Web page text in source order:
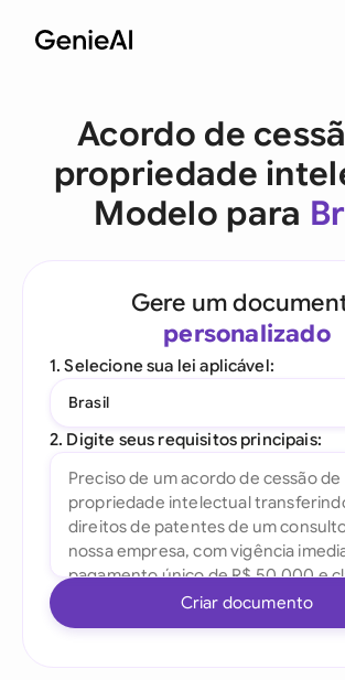
Acordo de
propriedade
Modelo para
Gere um
personalizado
1. Selecione sua lei aplicável:
Brasil
2. Digite seus requisitos principais:
Criar documento